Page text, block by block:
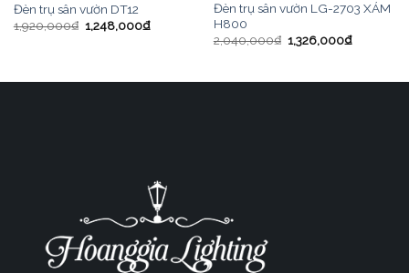
Đèn trụ sân vườn DT12
1,920,000₫ 1,248,000₫
Đèn trụ sân vườn LG-2703 XÁM
H800
2,040,000₫ 1,326,000₫